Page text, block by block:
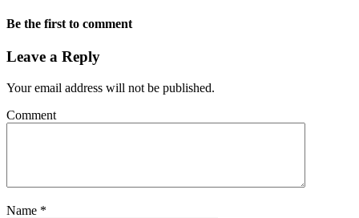
Be the first to comment
Leave a Reply
Your email address will not be published.
Comment
Name *